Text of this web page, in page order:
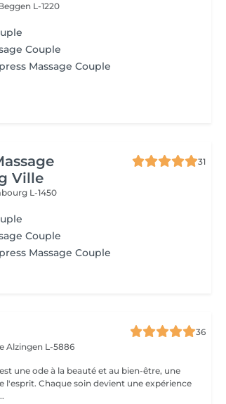
L-1220
Couple
Massage Couple
Ville
31
L-1450
Couple
Massage Couple
36
Alzingen L-5886
une ode à la beauté et au bien-être, une
l'esprit. Chaque soin devient une expérience